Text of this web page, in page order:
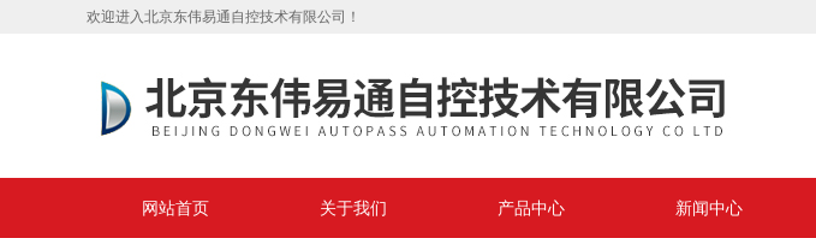
欢迎进入北京东伟易通自控技术有限公司！
网站首页 关于我们 产品中心 新闻中心